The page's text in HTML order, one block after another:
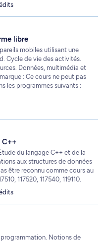
libre
mobiles utilisant une
Cycle de vie des activités.
Données, multimédia et
: Ce cours ne peut pas
les programmes suivants :
C++
du langage C++ et de la
aux structures de données
être reconnu comme cours au
117520, 117540, 119110.
Notions de